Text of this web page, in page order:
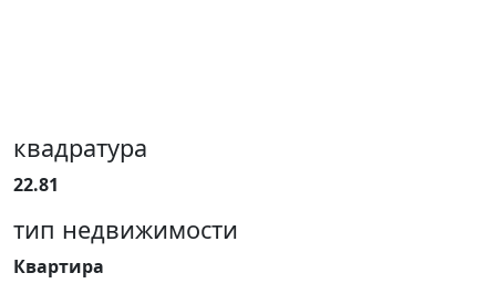
квадратура
22.81
тип недвижимости
Квартира